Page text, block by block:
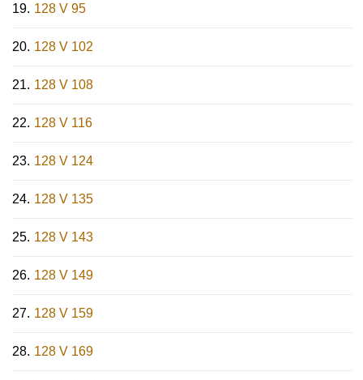
128 V 95
128 V 102
128 V 108
128 V 116
128 V 124
128 V 135
128 V 143
128 V 149
128 V 159
128 V 169